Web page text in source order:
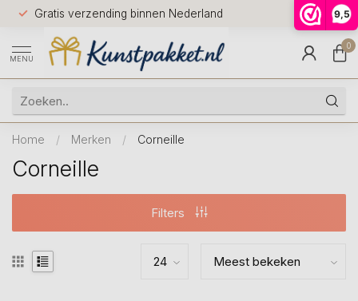
9,5
Gratis verzending binnen Nederland
Voor
huis
9.5
MENU
0
Home / Merken / Corneille
Corneille
Filters